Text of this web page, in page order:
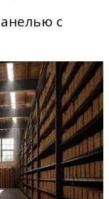
с